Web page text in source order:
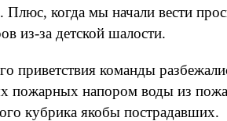
Плюс, когда мы начали вести
из-за детской шалости.
приветствия команды
пожарных напором воды из
кубрика якобы пострадавших.